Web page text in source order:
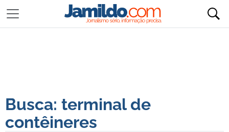
Busca: terminal de
contêineres